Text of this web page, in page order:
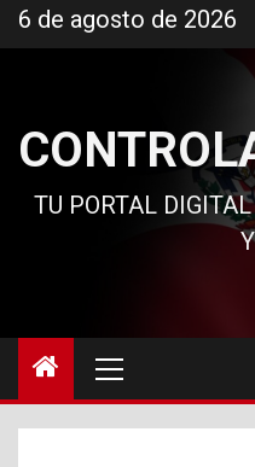
al
6 de agosto de 2026
TU PORTAL
principal